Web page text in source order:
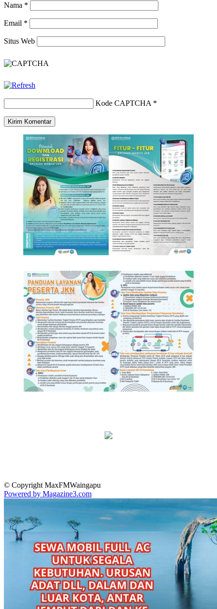
Nama *
Email *
Situs Web
Kode CAPTCHA *
© Copyright MaxFMWaingapu
Powered by Magazine3.com